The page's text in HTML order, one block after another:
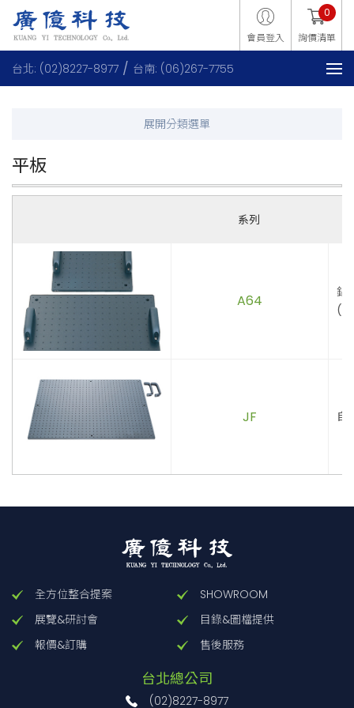
會員登入 詢價清單
0
台北: (02)8227-8977 台南: (06)267-7755
平板
系列
A64
鋁
JF 自
全方位整合提案
SHOWROOM
展覽&研討會
目錄&圖檔提供
報價&訂購
售後服務
台北總公司
(02)8227-8977